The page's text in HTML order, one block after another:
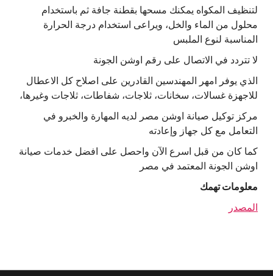
لتنظيف المكواه يمكنك مسحها بقطنة جافة ثم باستخدام
محلول من الماء والخل، ويراعى استخدام درجة الحرارة
المناسبة لنوع الملبس
لا تتردد في الاتصال على رقم اوشن الجونة
الذي يوفر امهر المهندسين القادرين على اصلاح كل الاعطال
للاجهزة غسالات، سخانات، ثلاجات، شفاطات، ثلاجات وغيرها،
مركز توكيل صيانة اوشن مصر لديه المهارة والخبرو في
التعامل مع كل جهاز وإعادته
كما كان من قبل اسرع الآن واحصل على افضل خدمات صيانة
اوشن الجونة المعتمد في مصر
معلومات تهمك
المصدر